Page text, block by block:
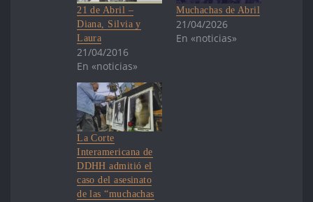
21 de Abril –
Diana, Silvia y
Laura
21/04/2016
En «noticias»
Muchachas de Abril
21/04/2026
En «noticias»
La Corte
Interamericana de
DDHH admitió el
caso del asesinato
de las “muchachas